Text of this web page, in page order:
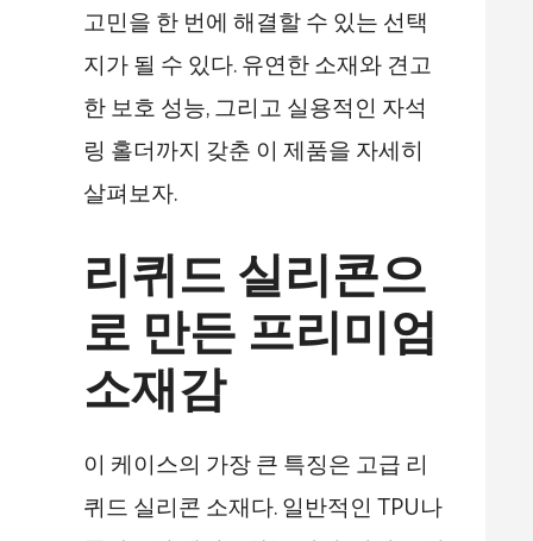
고민을 한 번에 해결할 수 있는 선택
지가 될 수 있다. 유연한 소재와 견고
한 보호 성능, 그리고 실용적인 자석
링 홀더까지 갖춘 이 제품을 자세히
살펴보자.
리퀴드 실리콘으
로 만든 프리미엄
소재감
이 케이스의 가장 큰 특징은 고급 리
퀴드 실리콘 소재다. 일반적인 TPU나